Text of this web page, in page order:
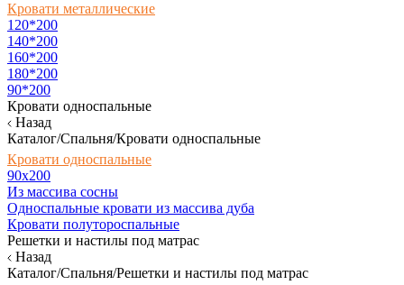
Кровати металлические
120*200
140*200
160*200
180*200
90*200
Кровати односпальные
Назад
Каталог/Спальня/Кровати односпальные
Кровати односпальные
90х200
Из массива сосны
Односпальные кровати из массива дуба
Кровати полутороспальные
Решетки и настилы под матрас
Назад
Каталог/Спальня/Решетки и настилы под матрас